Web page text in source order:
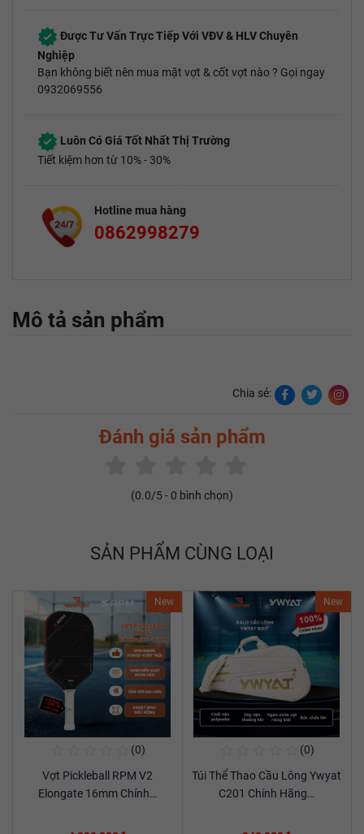
Được Tư Vấn Trực Tiếp Với VĐV & HLV Chuyên
Nghiệp
Bạn không biết nên mua mặt vợt & cốt vợt nào ? Gọi ngay
0932069556
Luôn Có Giá Tốt Nhất Thị Trường
Tiết kiệm hơn từ 10% - 30%
Hotline mua hàng
0862998279
Mô tả sản phẩm
Chia sẻ:
Đánh giá sản phẩm
(0.0/5 - 0 bình chọn)
SẢN PHẨM CÙNG LOẠI
New
(0)
Vợt Pickleball RPM V2
Elongate 16mm Chính…
New
(0)
Túi Thể Thao Cầu Lông Ywyat
C201 Chính Hãng…